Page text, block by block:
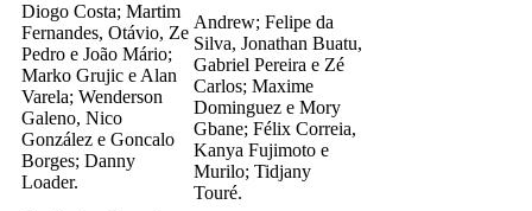
Diogo Costa; Martim
Fernandes, Otávio, Ze
Pedro e João Mário;
Marko Grujic e Alan
Varela; Wenderson
Galeno, Nico
González e Goncalo
Borges; Danny
Loader.
Andrew; Felipe da
Silva, Jonathan Buatu,
Gabriel Pereira e Zé
Carlos; Maxime
Dominguez e Mory
Gbane; Félix Correia,
Kanya Fujimoto e
Murilo; Tidjany
Touré.